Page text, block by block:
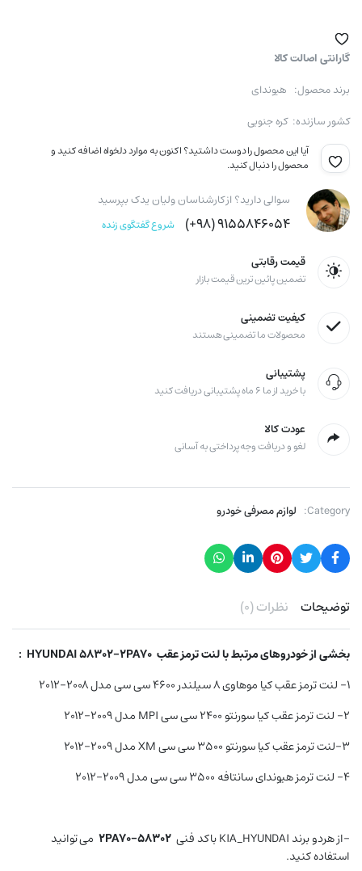
گارانتی اصالت کالا
برند محصول: هیوندای
کشور سازنده: کره جنوبی
آیا این محصول را دوست داشتید؟ اکنون به موارد دلخواه اضافه کنید و
محصول را دنبال کنید.
سوالی دارید؟ از کارشناسان ولیان یدک بپرسید
۹۱۵۵۸۴۶۰۵۴ (۹۸+) شروع گفتگوی زنده
قیمت رقابتی
تضمین پائین ترین قیمت بازار
کیفیت تضمینی
محصولات ما تضمینی هستند
پشتیبانی
با خرید از ما ۶ ماه پشتیبانی دریافت کنید
عودت کالا
لغو و دریافت وجه پرداختی به آسانی
Category: لوازم مصرفی خودرو
توضیحات نظرات (۰)
بخشی از خودروهای مرتبط بالنت ترمز عقب HYUNDAI 58302-2PA70
:
۱- لنت ترمز عقب کیا موهاوی ۸ سیلندر ۴۶۰۰ سی سی مدل ۲۰۰۸-۲۰۱۲
2- لنت ترمز عقب کیا سورنتو 2400 سی سی MPI مدل 2009-2012
3-لنت ترمز عقب کیا سورنتو 3500 سی سی XM مدل 2009-2012
۴- لنت ترمز هیوندای سانتافه ۳۵۰۰ سی سی مدل ۲۰۰۹-۲۰۱۲
-از هردو برند KIA_HYUNDAI باکد فنی 58302-2PA70
می توانید
استفاده کنید.